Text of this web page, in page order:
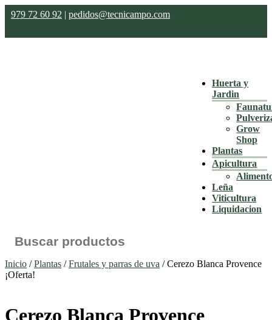
979 72 60 92 | pedidos@tecnicampo.com
Huerta y
Jardin
Grow
Shop
Plantas
Apicultura
Leña
Viticultura
Liquidacion
Inicio /Plantas /Frutales y parras de uva / Cerezo Blanca Provence
¡Oferta!
Cerezo Blanca Provence